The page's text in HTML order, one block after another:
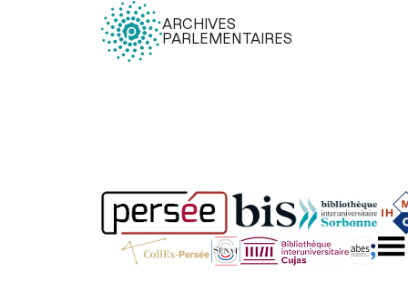
ARCHIVES
PARLEMENTAIRES